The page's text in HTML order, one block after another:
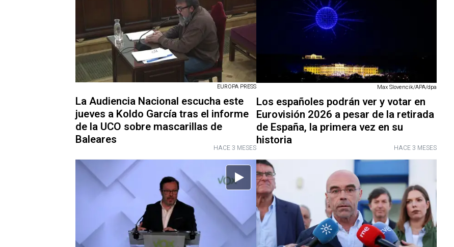
EUROPA PRESS
La Audiencia Nacional escucha este
jueves a Koldo García tras el informe
de la UCO sobre mascarillas de
Baleares
HACE 3 MESES
Max Slovencik/APA/dpa
Los españoles podrán ver y votar en
Eurovisión 2026 a pesar de la retirada
de España, la primera vez en su
historia
HACE 3 MESES